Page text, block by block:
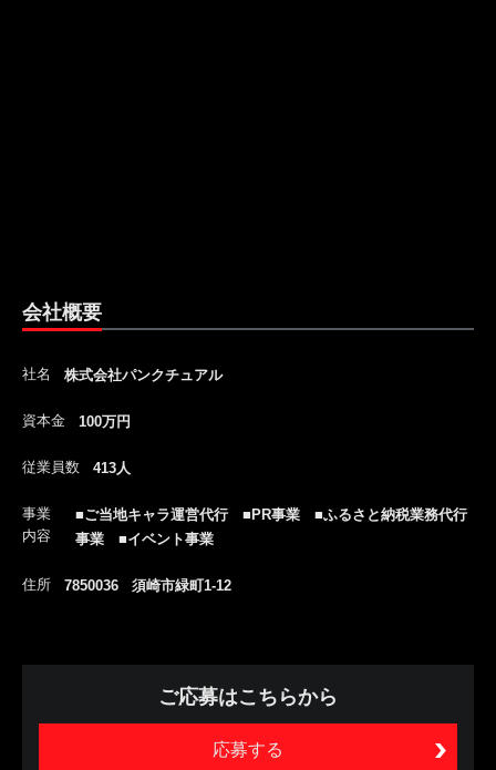
会社概要
社名 株式会社パンクチュアル
資本金 100万円
従業員数 413人
事業
内容
■ご当地キャラ運営代行 ■PR事業 ■ふるさと納税業務代行
事業 ■イベント事業
住所 7850036 須崎市緑町1-12
ご応募はこちらから
応募する